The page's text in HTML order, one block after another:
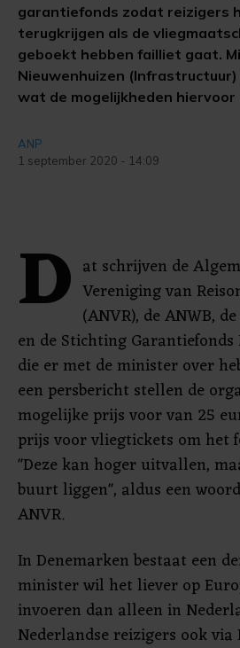
garantiefonds zodat reizigers
terugkrijgen als de
geboekt hebben failliet gaat.
Nieuwenhuizen
wat de mogelijkheden hiervoor
ANP
1 september 2020 - 14:09
D at schrijven de
Vereniging van
(ANVR), de ANWB,
en de Stichting Garantiefonds
die er met de minister over
een persbericht stellen de
mogelijke prijs voor van 25
prijs voor vliegtickets om het
"Deze kan hoger uitvallen,
buurt liggen", aldus een
ANVR.
In Denemarken bestaat een
minister wil het liever op
invoeren dan alleen in
Nederlandse reizigers ook